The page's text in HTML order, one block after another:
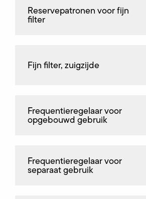
Reservepatronen voor fijn
filter
Fijn filter, zuigzijde
Frequentieregelaar voor
opgebouwd gebruik
Frequentieregelaar voor
separaat gebruik